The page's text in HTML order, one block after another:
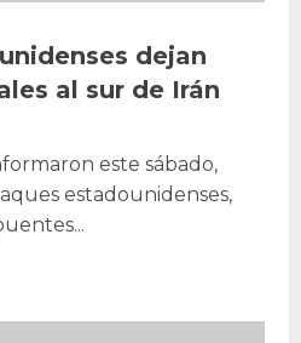
dejan
al sur de Irán
este sábado,
estadounidenses,